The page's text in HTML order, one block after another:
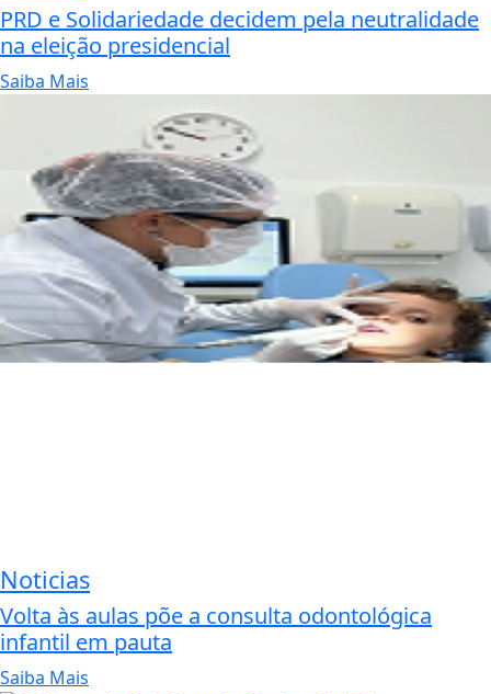
PRD e Solidariedade decidem pela neutralidade
na eleição presidencial
Saiba Mais
Noticias
Volta às aulas põe a consulta odontológica
infantil em pauta
Saiba Mais